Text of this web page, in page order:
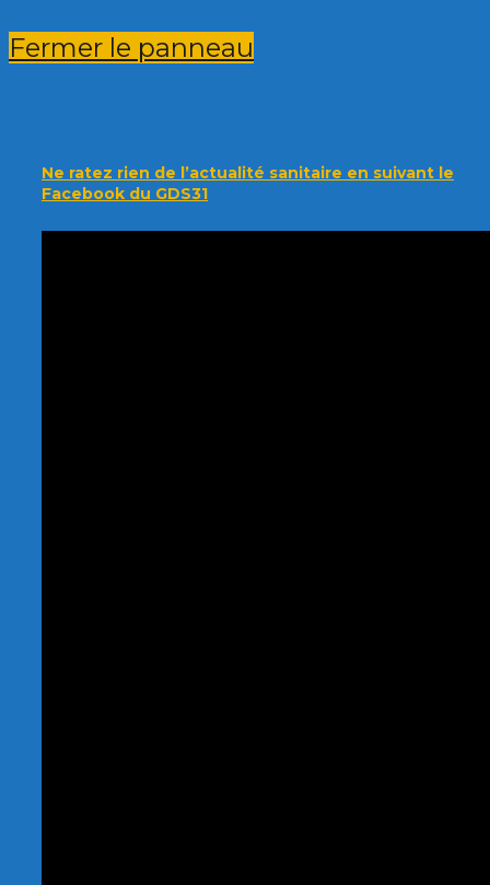
Fermer le panneau
Ne ratez rien de l’actualité sanitaire en suivant le
Facebook du GDS31